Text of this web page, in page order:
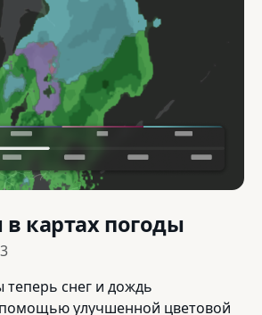
картах погоды
теперь снег и дождь
улучшенной цветовой